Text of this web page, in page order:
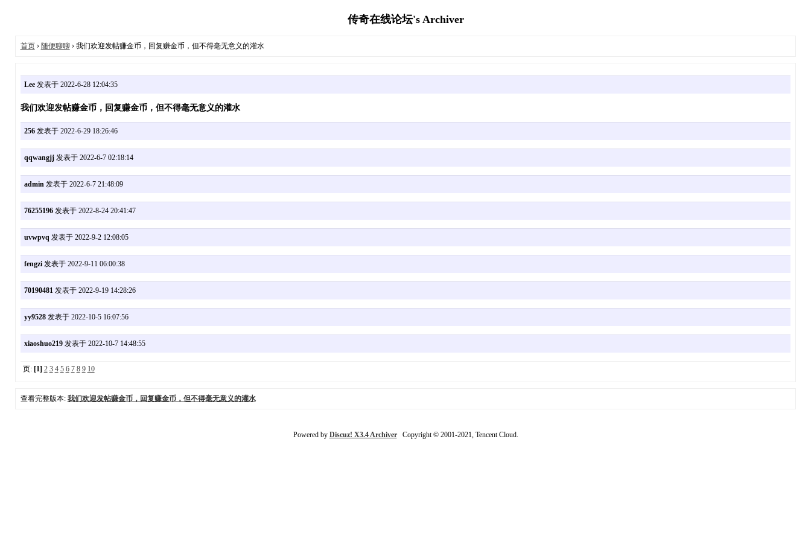
传奇在线论坛's Archiver
首页› 随便聊聊› 我们欢迎发帖赚金币，回复赚金币，但不得毫无意义的灌水
Lee发表于 2022-6-28 12:04:35
我们欢迎发帖赚金币，回复赚金币，但不得毫无意义的灌水
256发表于 2022-6-29 18:26:46
qqwangjj发表于 2022-6-7 02:18:14
admin发表于 2022-6-7 21:48:09
76255196发表于 2022-8-24 20:41:47
uvwpvq 发表于 2022-9-2 12:08:05
fengzi发表于 2022-9-11 06:00:38
70190481发表于 2022-9-19 14:28:26
yy9528发表于 2022-10-5 16:07:56
xiaoshuo219发表于 2022-10-7 14:48:55
页: [1] 2 3 4 5 6 7 8 9 10
查看完整版本: 我们欢迎发帖赚金币，回复赚金币，但不得毫无意义的灌水
Powered by Discuz! X3.4 ArchiverCopyright © 2001-2021, Tencent Cloud.